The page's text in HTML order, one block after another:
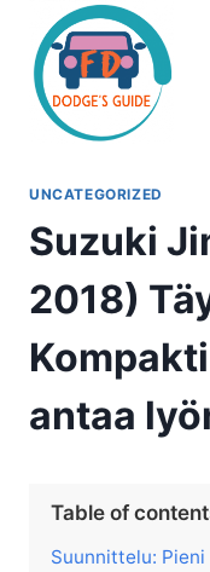
sisältöön
UNCATEGORIZED
Suzuki
2018)
antaa
Table of
Suunnittelu: